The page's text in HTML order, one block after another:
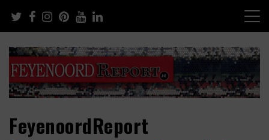
content
FeyenoordReport